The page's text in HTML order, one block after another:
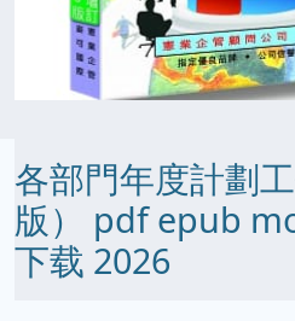
各部門年度計劃
版） pdf epub
下载 2026